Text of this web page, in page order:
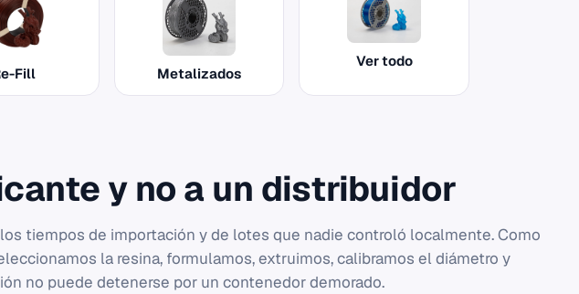
Fill Metalizados
Ver todo
y no a un distribuidor
tiempos de importación y de lotes que nadie controló localmente. Como
la resina, formulamos, extruimos, calibramos el diámetro y
no puede detenerse por un contenedor demorado.